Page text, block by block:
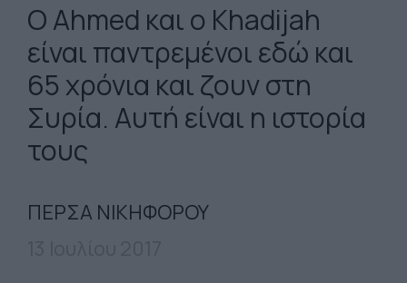
Ο Ahmed και ο Khadijah
είναι παντρεμένοι εδώ και
65 χρόνια και ζουν στη
Συρία. Αυτή είναι η ιστορία
τους
ΠΕΡΣΑ ΝΙΚΗΦΟΡΟΥ